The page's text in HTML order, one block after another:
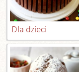
Dla dzieci